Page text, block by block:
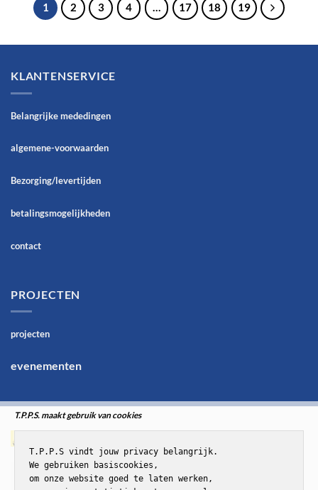
1 2 3 4 … 17 18 19
KLANTENSERVICE
Belangrijke mededingen
algemene-voorwaarden
Bezorging/levertijden
betalingsmogelijkheden
contact
PROJECTEN
projecten
evenementen
T.P.P.S. maakt gebruik van cookies
T.P.P.S vindt jouw privacy belangrijk.
We gebruiken basiscookies,
om onze website goed te laten werken,